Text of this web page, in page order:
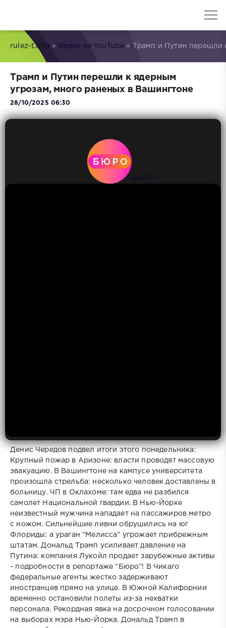
rulez-t.info » Видео из YouTube » Трамп и Путин перешли
Трамп и Путин перешли к ядерным
угрозам, много раненых в Вашингтоне
28/10/2025 06:30
БЮРО
Денис Чередов подвел итоги этого понедельника:
Крупный пожар в Аризоне: власти проводят массовую
эвакуацию. В Вашингтоне на кампусе университета
произошла стрельба: несколько человек доставлены в
больницу. ЧП в Оклахоме: там едва не разбился
самолет Национальной гвардии. В Нью-Йорке
неизвестный мужчина нападает на пассажиров метро
с ножом. Сильнейшие ливни обрушились на юг
Флориды: а ураган “Мелисса” угрожает прибрежным
штатам. Дональд Трамп усиливает давление на
Путина: компания Лукойл продает зарубежные активы
- подробности в репортаже “Бюро”! В Чикаго
федеральные агенты жестко задерживают
иностранцев прямо на улице. В Южной Калифорнии
временно остановили полеты из-за нехватки
персонала. Рекордная явка на досрочном голосовании
на выборах мэра Нью-Йорка. Дональд Трамп в